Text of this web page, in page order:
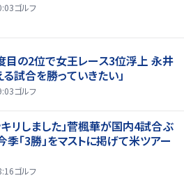
ゴルフ
目の2位で女王レース3位浮上 永井
試合を勝っていきたい」
ゴルフ
キリしました」菅楓華が国内4試合ぶ
季「3勝」をマストに掲げて米ツアー
ゴルフ